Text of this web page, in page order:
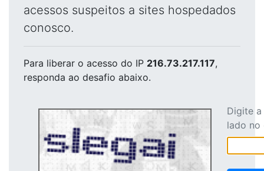
acessos suspeitos a sites hospedados
conosco.
Para liberar o acesso do IP 216.73.217.117,
responda ao desafio abaixo.
Digite
lado no